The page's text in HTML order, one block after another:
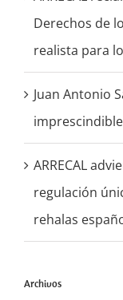
Derechos de
realista para
Juan Antonio
ARRECAL
regulación
rehalas
Archivos